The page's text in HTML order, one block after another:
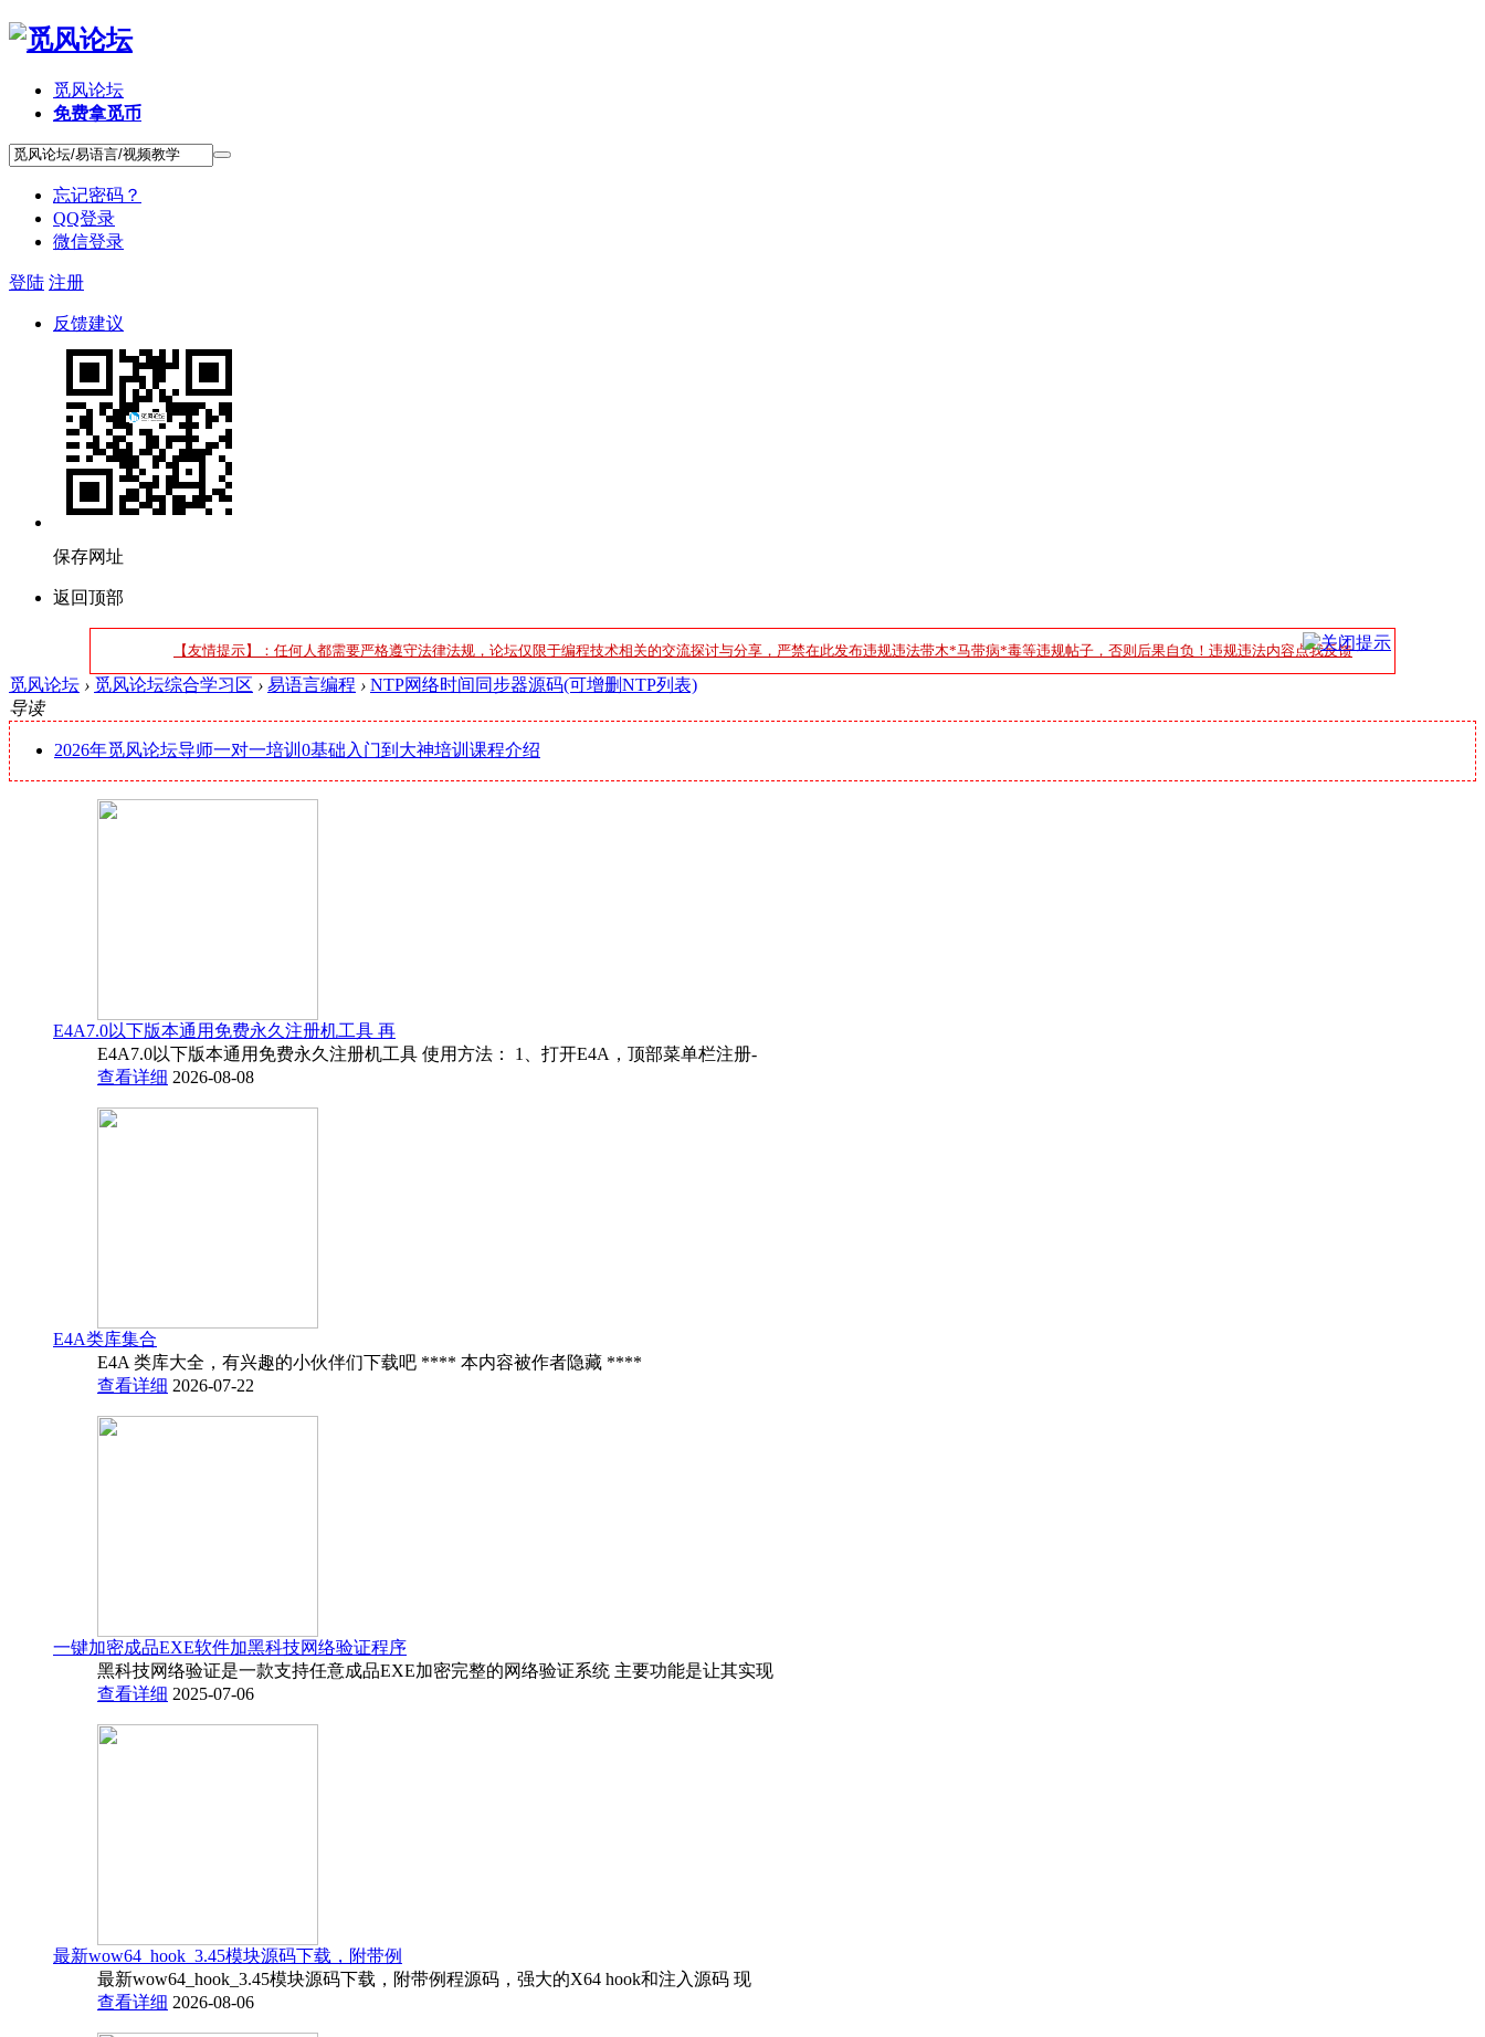
觅风论坛
免费拿觅币
忘记密码？
QQ登录
微信登录
登陆 注册
反馈建议
保存网址
返回顶部
【友情提示】：任何人都需要严格遵守法律法规，论坛仅限于编程技术相关的交流探讨与分享，严禁在此发布违规违法带木*马带病*毒等违规帖子，否则后果自负！违规违法内容点我反馈
觅风论坛 › 觅风论坛综合学习区 › 易语言编程 › NTP网络时间同步器源码(可增删NTP列表)
导读
2026年觅风论坛导师一对一培训0基础入门到大神培训课程介绍
E4A7.0以下版本通用免费永久注册机工具 再
E4A7.0以下版本通用免费永久注册机工具 使用方法： 1、打开E4A，顶部菜单栏注册-
查看详细 2026-08-08
E4A类库集合
E4A 类库大全，有兴趣的小伙伴们下载吧 **** 本内容被作者隐藏 ****
查看详细 2026-07-22
一键加密成品EXE软件加黑科技网络验证程序
黑科技网络验证是一款支持任意成品EXE加密完整的网络验证系统 主要功能是让其实现
查看详细 2025-07-06
最新wow64_hook_3.45模块源码下载，附带例
最新wow64_hook_3.45模块源码下载，附带例程源码，强大的X64 hook和注入源码 现
查看详细 2026-08-06